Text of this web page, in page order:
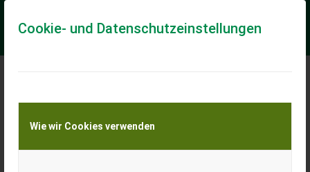
Cookie- und Datenschutzeinstellungen
Wie wir Cookies verwenden
Meine Transportkostenanfrage
Transport von Land- und Baumaschinen –
KEINE Tiertransporte